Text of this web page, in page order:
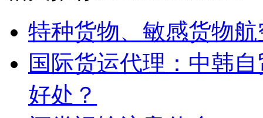
特种货物、敏感货物
国际货运代理：中韩
好处？